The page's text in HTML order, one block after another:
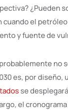
¿Pueden
el
y fuente de
no
es, por diseño,
se
el